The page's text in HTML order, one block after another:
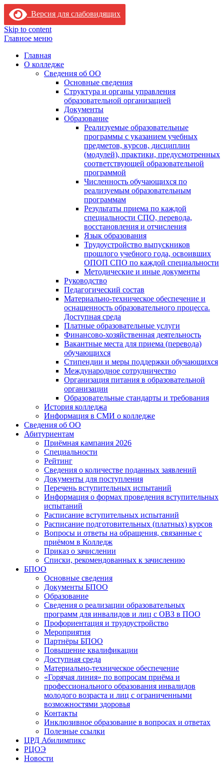
Версия для слабовидящих
Skip to content
Главное меню
Главная
О колледже
Сведения об ОО
Основные сведения
Структура и органы управления
образовательной организацией
Документы
Образование
Реализуемые образовательные
программы с указанием учебных
предметов, курсов, дисциплин
(модулей), практики, предусмотренных
соответствующей образовательной
программой
Численность обучающихся по
реализуемым образовательным
программам
Результаты приема по каждой
специальности СПО, перевода,
восстановления и отчисления
Язык образования
Трудоустройство выпускников
прошлого учебного года, освоивших
ОПОП СПО по каждой специальности
Методические и иные документы
Руководство
Педагогический состав
Материально-техническое обеспечение и
оснащенность образовательного процесса.
Доступная среда
Платные образовательные услуги
Финансово-хозяйственная деятельность
Вакантные места для приема (перевода)
обучающихся
Стипендии и меры поддержки обучающихся
Международное сотрудничество
Организация питания в образовательной
организации
Образовательные стандарты и требования
История колледжа
Информация в СМИ о колледже
Сведения об ОО
Абитуриентам
Приёмная кампания 2026
Специальности
Рейтинг
Сведения о количестве поданных заявлений
Документы для поступления
Перечень вступительных испытаний
Информация о формах проведения вступительных
испытаний
Расписание вступительных испытаний
Расписание подготовительных (платных) курсов
Вопросы и ответы на обращения, связанные с
приёмом в Колледж
Приказ о зачислении
Списки, рекомендованных к зачислению
БПОО
Основные сведения
Документы БПОО
Образование
Сведения о реализации образовательных
программ для инвалидов и лиц с ОВЗ в ПОО
Профориентация и трудоустройство
Мероприятия
Партнёры БПОО
Повышение квалификации
Доступная среда
Материально-техническое обеспечение
«Горячая линия» по вопросам приёма и
профессионального образования инвалидов
молодого возраста и лиц с ограниченными
возможностями здоровья
Контакты
Инклюзивное образование в вопросах и ответах
Полезные ссылки
ЦРД Абилимпикс
РЦОЭ
Новости